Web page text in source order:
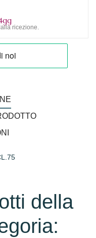
ricezione.
della